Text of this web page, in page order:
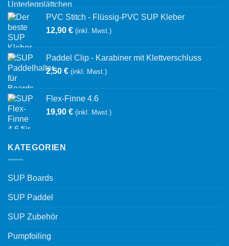
PVC Stitch - Flüssig-PVC SUP Kleber
12,90 € (inkl. Mwst.)
Paddel Clip - Karabiner mit Klettverschluss
2,50 € (inkl. Mwst.)
Flex-Finne 4.6
19,90 € (inkl. Mwst.)
KATEGORIEN
SUP Boards
SUP Paddel
SUP Zubehör
Pumpfoiling